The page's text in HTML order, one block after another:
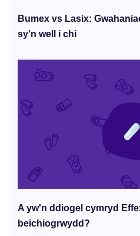
Bumex vs Lasix:
sy'n well i chi
A yw'n ddiogel cymryd
beichiogrwydd?